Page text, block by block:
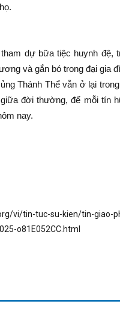
dự bữa tiệc huynh đệ,
và gắn bó trong đại gia
Thánh Thể vẫn ở lại
đời thường, để mỗi tín
nay.
vi/tin-tuc-su-kien/tin-giao-
o81E052CC.html